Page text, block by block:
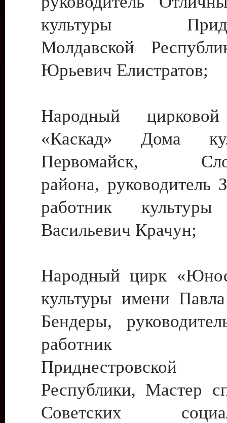
культуры
Молдавской
Юрьевич Елистратов;
Народный цирковой
«Каскад» Дома
Первомайск,
района, руководитель
работник культуры
Васильевич Крачун;
Народный цирк
культуры имени
Бендеры,
работник
Приднестровской
Республики, Мастер
Советских